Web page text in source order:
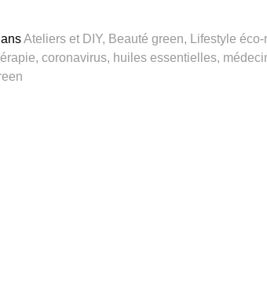
Ateliers et DIY, Beauté green, Lifestyle
, coronavirus, huiles essentielles,